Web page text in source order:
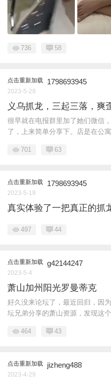
736 58
点击重新加载 1798693945
2023-5-29
义乌抓龙，三起三落，爽
很早就在电报群里加了她们微信
了，上来简单分享下。店是在公寓
701 63
点击重新加载 1798693945
2023-5-19
真实体验了一把真正的抓
497 44
点击重新加载 g42144247
2023-5-4
萧山加州阳光罗曼蒂克
好久没来论坛了，最近回归，因
坛兄弟分享的萧山资源，发现这个
464 43
点击重新加载 jizheng488
2023-4-29